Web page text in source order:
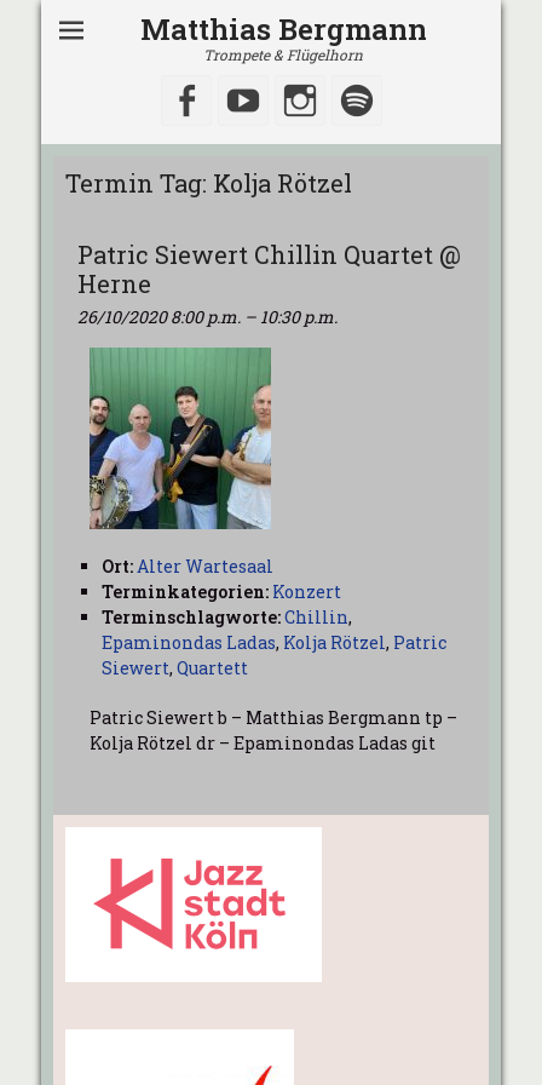
Matthias Bergmann
Trompete & Flügelhorn
Facebook
YouTubeInstagram
Termin Tag: Kolja Rötzel
Patric Siewert Chillin Quartet @
Herne
26/10/2020 8:00 p.m. – 10:30 p.m.
Ort:Alter Wartesaal
Terminkategorien: Konzert
Terminschlagworte:Chillin,
Epaminondas Ladas, Kolja Rötzel, Patric
Siewert, Quartett
Patric Siewert b – Matthias Bergmann tp –
Kolja Rötzel dr – Epaminondas Ladas git